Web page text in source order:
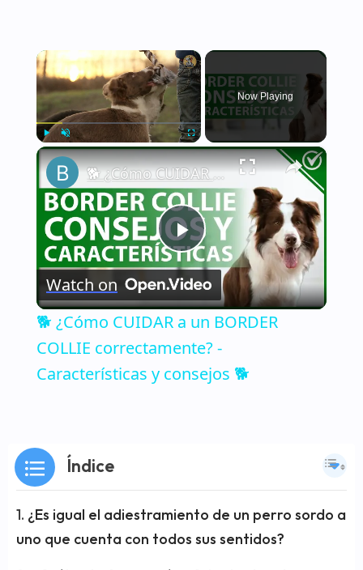
×
Play Unmute Fullscreen
Now Playing
×
Play
Video
🐕 ¿Cómo CUIDAR a un BORDER COLLIE correctamente? - Características y consejos 🐕
Watch on
🐕 ¿Cómo CUIDAR a un BORDER
COLLIE correctamente? -
Características y consejos 🐕
Índice
¿Es igual el adiestramiento de un perro sordo a
uno que cuenta con todos sus sentidos?